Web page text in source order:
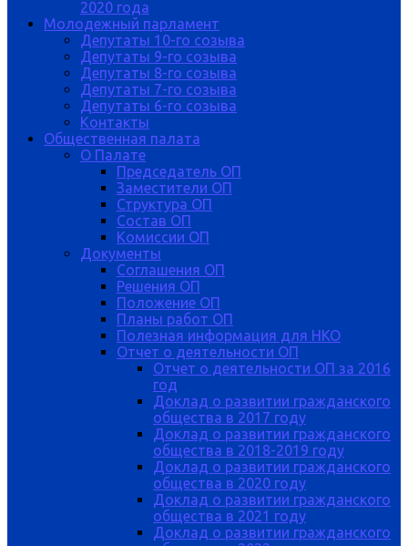
2020 года
Молодежный парламент
Депутаты 10-го созыва
Депутаты 9-го созыва
Депутаты 8-го созыва
Депутаты 7-го созыва
Депутаты 6-го созыва
Контакты
Общественная палата
О Палате
Председатель ОП
Заместители ОП
Структура ОП
Состав ОП
Комиссии ОП
Документы
Соглашения ОП
Решения ОП
Положение ОП
Планы работ ОП
Полезная информация для НКО
Отчет о деятельности ОП
Отчет о деятельности ОП за 2016
год
Доклад о развитии гражданского
общества в 2017 году
Доклад о развитии гражданского
общества в 2018-2019 году
Доклад о развитии гражданского
общества в 2020 году
Доклад о развитии гражданского
общества в 2021 году
Доклад о развитии гражданского